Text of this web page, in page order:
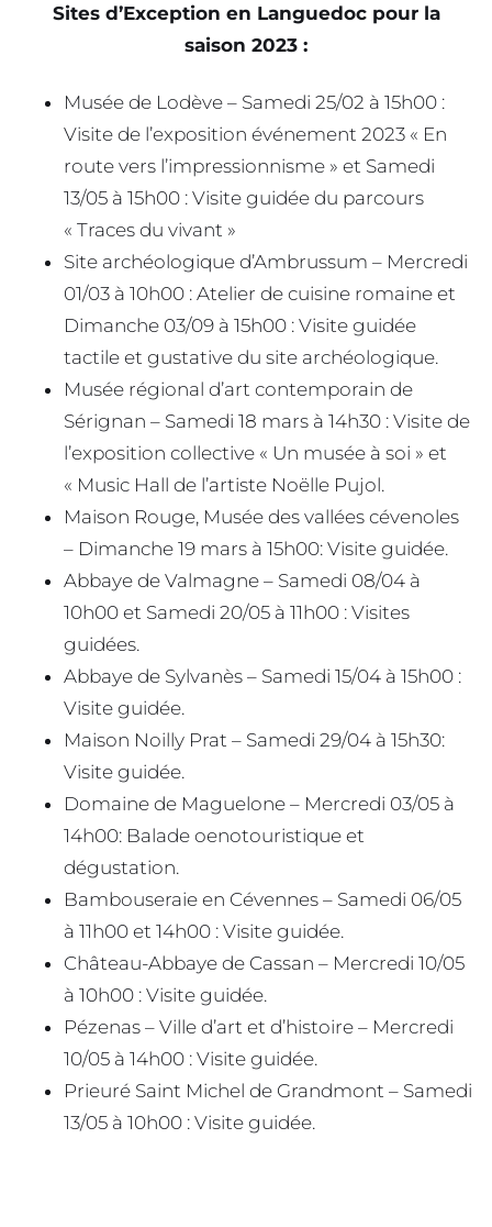
Sites d’Exception en Languedoc pour la
saison 2023 :
Musée de Lodève – Samedi 25/02 à 15h00 :
Visite de l’exposition événement 2023 « En
route vers l’impressionnisme » et Samedi
13/05 à 15h00 : Visite guidée du parcours
« Traces du vivant »
Site archéologique d’Ambrussum – Mercredi
01/03 à 10h00 : Atelier de cuisine romaine et
Dimanche 03/09 à 15h00 : Visite guidée
tactile et gustative du site archéologique.
Musée régional d’art contemporain de
Sérignan – Samedi 18 mars à 14h30 : Visite de
l’exposition collective « Un musée à soi » et
« Music Hall de l’artiste Noëlle Pujol.
Maison Rouge, Musée des vallées cévenoles
– Dimanche 19 mars à 15h00: Visite guidée.
Abbaye de Valmagne – Samedi 08/04 à
10h00 et Samedi 20/05 à 11h00 : Visites
guidées.
Abbaye de Sylvanès – Samedi 15/04 à 15h00 :
Visite guidée.
Maison Noilly Prat – Samedi 29/04 à 15h30:
Visite guidée.
Domaine de Maguelone – Mercredi 03/05 à
14h00: Balade oenotouristique et
dégustation.
Bambouseraie en Cévennes – Samedi 06/05
à 11h00 et 14h00 : Visite guidée.
Château-Abbaye de Cassan – Mercredi 10/05
à 10h00 : Visite guidée.
Pézenas – Ville d’art et d’histoire – Mercredi
10/05 à 14h00 : Visite guidée.
Prieuré Saint Michel de Grandmont – Samedi
13/05 à 10h00 : Visite guidée.